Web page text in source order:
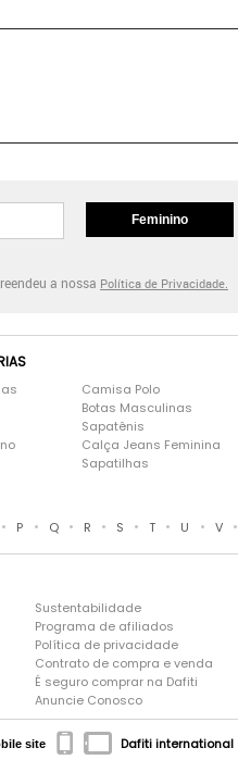
Feminino
a nossa Política de Privacidade.
Camisa Polo
Botas Masculinas
Sapatênis
Calça Jeans Feminina
Sapatilhas
• P • Q • R • S • T • U • V •
Sustentabilidade
Programa de afiliados
Política de privacidade
Contrato de compra e venda
É seguro comprar na Dafiti
Anuncie Conosco
site Dafiti international